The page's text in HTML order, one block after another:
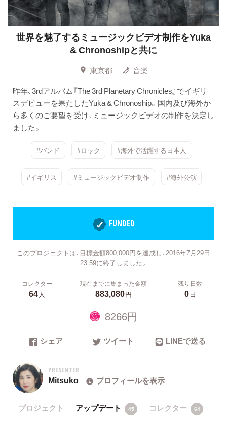
世界を魅了するミュージックビデオ制作をYuka
& Chronoshipと共に
東京都
音楽
昨年、3rdアルバム『The 3rd Planetary Chronicles』でイギリ
スデビューを果たしたYuka & Chronoship。国内及び海外か
ら多くのご要望を受け、ミュージックビデオの制作を決定し
ました。
#バンド #ロック #海外で活躍する日本人
#イギリス #ミュージックビデオ制作 #海外公演
FUNDED
このプロジェクトは、目標金額800,000円を達成し、2016年7月29日
23:59に終了しました。
コレクター
64人
現在までに集まった金額
883,080円
8266円
残り日数
0日
シェア ツイート LINEで送る
PRESENTER
Mitsuko プロフィールを表示
プロジェクト アップデート 45 コレクター 64